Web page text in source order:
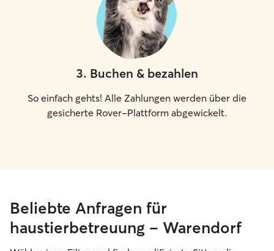
3. Buchen & bezahlen
So einfach gehts! Alle Zahlungen werden über die
gesicherte Rover-Plattform abgewickelt.
Beliebte Anfragen für
haustierbetreuung – Warendorf